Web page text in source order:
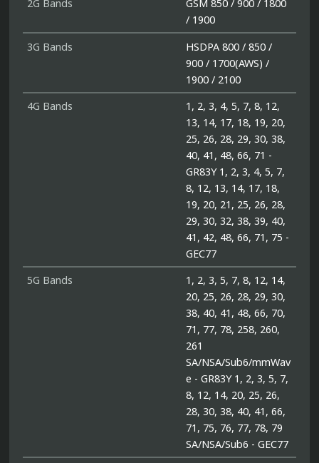
2G Bands
GSM 850 / 900 / 1800
/ 1900
3G Bands
HSDPA 800 / 850 /
900 / 1700(AWS) /
1900 / 2100
4G Bands
1, 2, 3, 4, 5, 7, 8, 12,
13, 14, 17, 18, 19, 20,
25, 26, 28, 29, 30, 38,
40, 41, 48, 66, 71 -
GR83Y 1, 2, 3, 4, 5, 7,
8, 12, 13, 14, 17, 18,
19, 20, 21, 25, 26, 28,
29, 30, 32, 38, 39, 40,
41, 42, 48, 66, 71, 75 -
GEC77
5G Bands
1, 2, 3, 5, 7, 8, 12, 14,
20, 25, 26, 28, 29, 30,
38, 40, 41, 48, 66, 70,
71, 77, 78, 258, 260,
261
SA/NSA/Sub6/mmWav
e - GR83Y 1, 2, 3, 5, 7,
8, 12, 14, 20, 25, 26,
28, 30, 38, 40, 41, 66,
71, 75, 76, 77, 78, 79
SA/NSA/Sub6 - GEC77